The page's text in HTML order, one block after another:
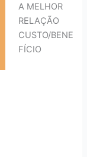
A MELHOR
RELAÇÃO
CUSTO/BENE
FÍCIO